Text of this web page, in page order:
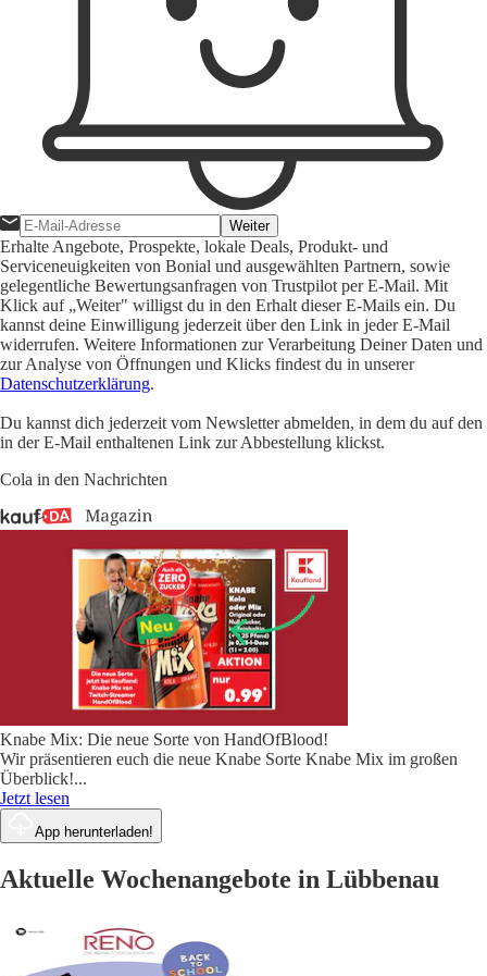
Weiter
Erhalte Angebote, Prospekte, lokale Deals, Produkt- und
Serviceneuigkeiten von Bonial und ausgewählten Partnern, sowie
gelegentliche Bewertungsanfragen von Trustpilot per E-Mail. Mit
Klick auf „Weiter" willigst du in den Erhalt dieser E-Mails ein. Du
kannst deine Einwilligung jederzeit über den Link in jeder E-Mail
widerrufen. Weitere Informationen zur Verarbeitung Deiner Daten und
zur Analyse von Öffnungen und Klicks findest du in unserer
Datenschutzerklärung.
Du kannst dich jederzeit vom Newsletter abmelden, in dem du auf den
in der E-Mail enthaltenen Link zur Abbestellung klickst.
Cola in den Nachrichten
Knabe Mix: Die neue Sorte von HandOfBlood!
Wir präsentieren euch die neue Knabe Sorte Knabe Mix im großen
Überblick!...
Jetzt lesen
App herunterladen!
Aktuelle Wochenangebote in Lübbenau